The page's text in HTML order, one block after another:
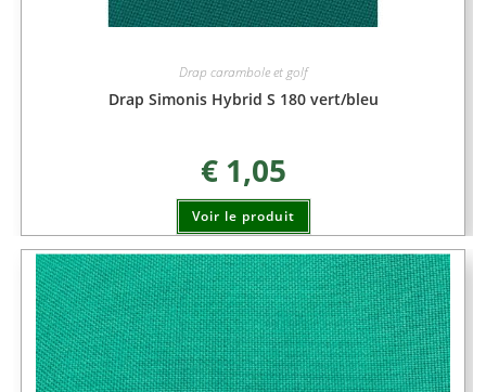
Drap carambole et golf
Drap Simonis Hybrid S 180 vert/bleu
€1,05
Voir le produit